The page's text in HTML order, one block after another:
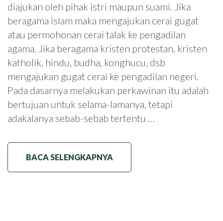
diajukan oleh pihak istri maupun suami. Jika
beragama islam maka mengajukan cerai gugat
atau permohonan cerai talak ke pengadilan
agama. Jika beragama kristen protestan, kristen
katholik, hindu, budha, konghucu, dsb
mengajukan gugat cerai ke pengadilan negeri.
Pada dasarnya melakukan perkawinan itu adalah
bertujuan untuk selama-lamanya, tetapi
adakalanya sebab-sebab tertentu …
BACA SELENGKAPNYA